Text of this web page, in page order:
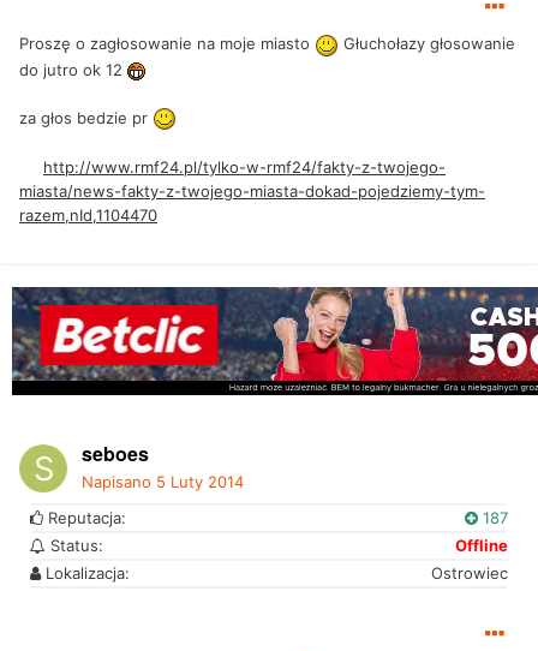
Proszę o zagłosowanie na moje miasto
Głuchołazy głosowanie
do jutro ok 12
za głos bedzie pr
http://www.rmf24.pl/tylko-w-rmf24/fakty-z-twojego-
miasta/news-fakty-z-twojego-miasta-dokad-pojedziemy-tym-
razem,nId,1104470
seboes
Napisano 5 Luty 2014
Reputacja:
187
Status:
Offline
Lokalizacja:
Ostrowiec